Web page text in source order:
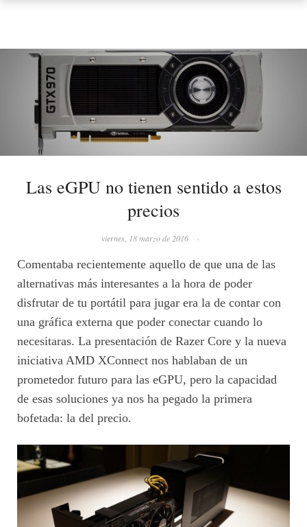
Las eGPU no tienen sentido a estos
precios
viernes, 18 marzo de 2016 ·
Comentaba recientemente aquello de que una de las
alternativas más interesantes a la hora de poder
disfrutar de tu portátil para jugar era la de contar con
una gráfica externa que poder conectar cuando lo
necesitaras. La presentación de Razer Core y la nueva
iniciativa AMD XConnect nos hablaban de un
prometedor futuro para las eGPU, pero la capacidad
de esas soluciones ya nos ha pegado la primera
bofetada: la del precio.